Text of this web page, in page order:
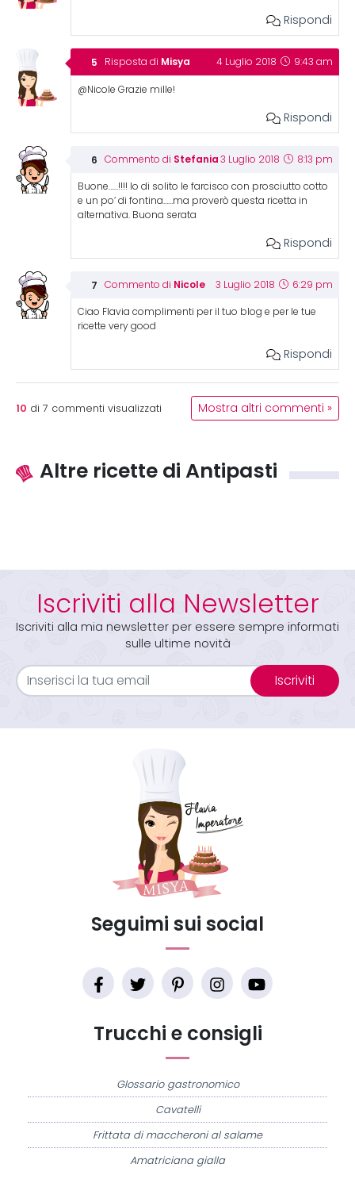
Rispondi
Risposta di Misya 4 Luglio 2018 9:43 am
@Nicole Grazie mille!
Rispondi
Commento di Stefania 3 Luglio 2018 8:13 pm
Buone……!!!! Io di solito le farcisco con prosciutto cotto
e un po’ di fontina……ma proverò questa ricetta in
alternativa. Buona serata
Rispondi
Commento di Nicole 3 Luglio 2018 6:29 pm
Ciao Flavia complimenti per il tuo blog e per le tue
ricette very good
Rispondi
10 di 7 commenti visualizzati Mostra altri commenti »
Altre ricette di Antipasti
Iscriviti alla Newsletter
Iscriviti alla mia newsletter per essere sempre informati
sulle ultime novità
Iscriviti
Trucchi e consigli
Glossario gastronomico
Cavatelli
Frittata di maccheroni al salame
Amatriciana gialla
Seguimi sui social